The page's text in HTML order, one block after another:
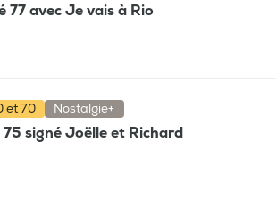
77 avec Je vais à Rio
et 70 Nostalgie+
signé Joëlle et Richard